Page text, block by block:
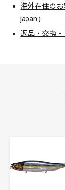
海外在住の
japan.)
返品・交換